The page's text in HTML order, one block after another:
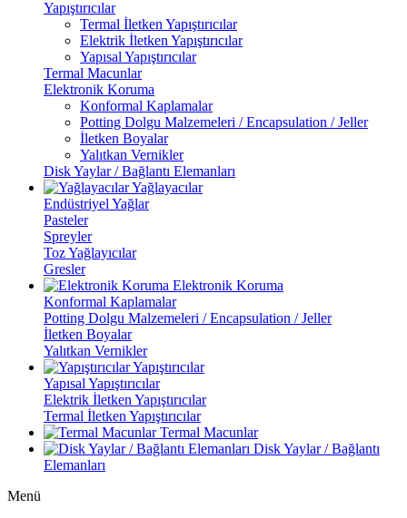
Yapıştırıcılar
Termal İletken Yapıştırıcılar
Elektrik İletken Yapıştırıcılar
Yapısal Yapıştırıcılar
Termal Macunlar
Elektronik Koruma
Konformal Kaplamalar
Potting Dolgu Malzemeleri / Encapsulation / Jeller
İletken Boyalar
Yalıtkan Vernikler
Disk Yaylar / Bağlantı Elemanları
Yağlayacılar
Endüstriyel Yağlar
Pasteler
Spreyler
Toz Yağlayıcılar
Gresler
Elektronik Koruma
Konformal Kaplamalar
Potting Dolgu Malzemeleri / Encapsulation / Jeller
İletken Boyalar
Yalıtkan Vernikler
Yapıştırıcılar
Yapısal Yapıştırıcılar
Elektrik İletken Yapıştırıcılar
Termal İletken Yapıştırıcılar
Termal Macunlar
Disk Yaylar / Bağlantı
Elemanları
Menü